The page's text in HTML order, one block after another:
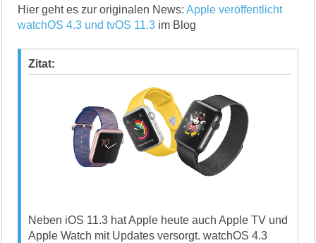
Hier geht es zur originalen News:Apple veröffentlicht
watchOS 4.3 und tvOS 11.3 im Blog
Zitat:
Neben iOS 11.3 hat Apple heute auch Apple TV und
Apple Watch mit Updates versorgt. watchOS 4.3